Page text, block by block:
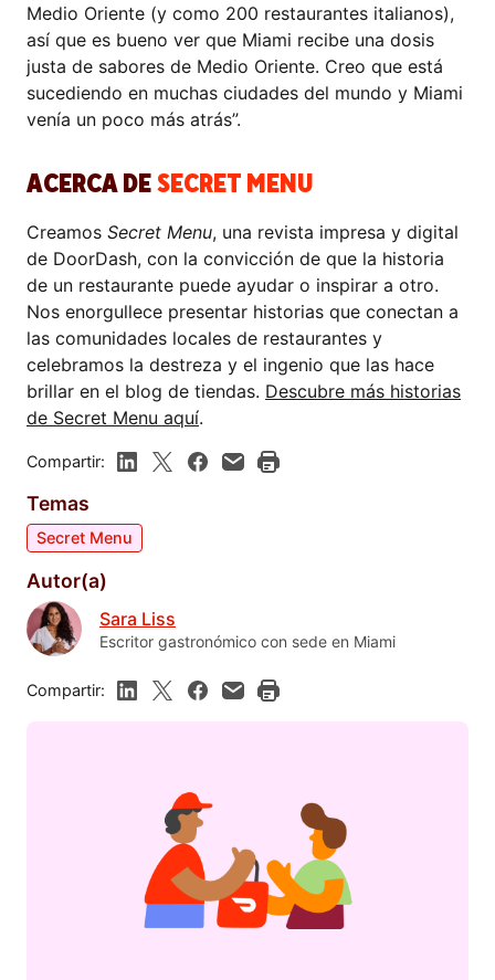
Medio Oriente (y como 200 restaurantes italianos),
así que es bueno ver que Miami recibe una dosis
justa de sabores de Medio Oriente. Creo que está
sucediendo en muchas ciudades del mundo y Miami
venía un poco más atrás”.
ACERCA DESECRET MENU
Creamos Secret Menu, una revista impresa y digital
de DoorDash, con la convicción de que la historia
de un restaurante puede ayudar o inspirar a otro.
Nos enorgullece presentar historias que conectan a
las comunidades locales de restaurantes y
celebramos la destreza y el ingenio que las hace
brillar en el blog de tiendas. Descubre más historias
de Secret Menu aquí.
Compartir:
Temas
Secret Menu
Autor(a)
Sara Liss
Escritor gastronómico con sede en Miami
Compartir: